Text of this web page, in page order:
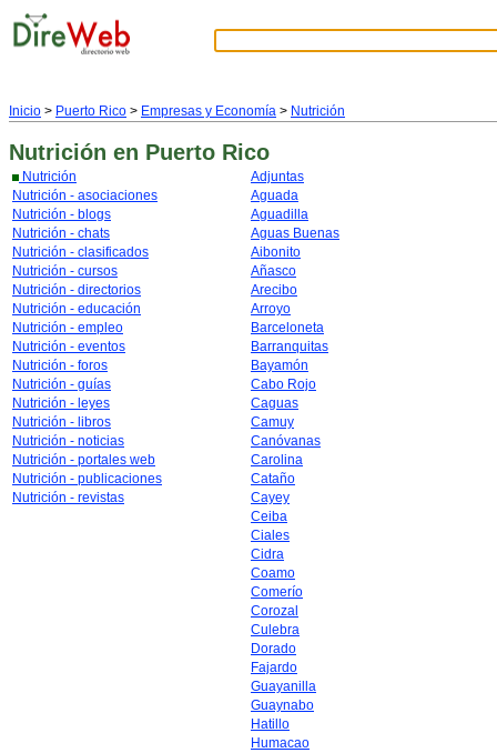
Inicio > Puerto Rico > Empresas y Economía > Nutrición
Nutrición en Puerto Rico
Nutrición
Nutrición - asociaciones
Nutrición - blogs
Nutrición - chats
Nutrición - clasificados
Nutrición - cursos
Nutrición - directorios
Nutrición - educación
Nutrición - empleo
Nutrición - eventos
Nutrición - foros
Nutrición - guías
Nutrición - leyes
Nutrición - libros
Nutrición - noticias
Nutrición - portales web
Nutrición - publicaciones
Nutrición - revistas
Adjuntas
Aguada
Aguadilla
Aguas Buenas
Aibonito
Añasco
Arecibo
Arroyo
Barceloneta
Barranquitas
Bayamón
Cabo Rojo
Caguas
Camuy
Canóvanas
Carolina
Cataño
Cayey
Ceiba
Ciales
Cidra
Coamo
Comerío
Corozal
Culebra
Dorado
Fajardo
Guayanilla
Guaynabo
Hatillo
Humacao